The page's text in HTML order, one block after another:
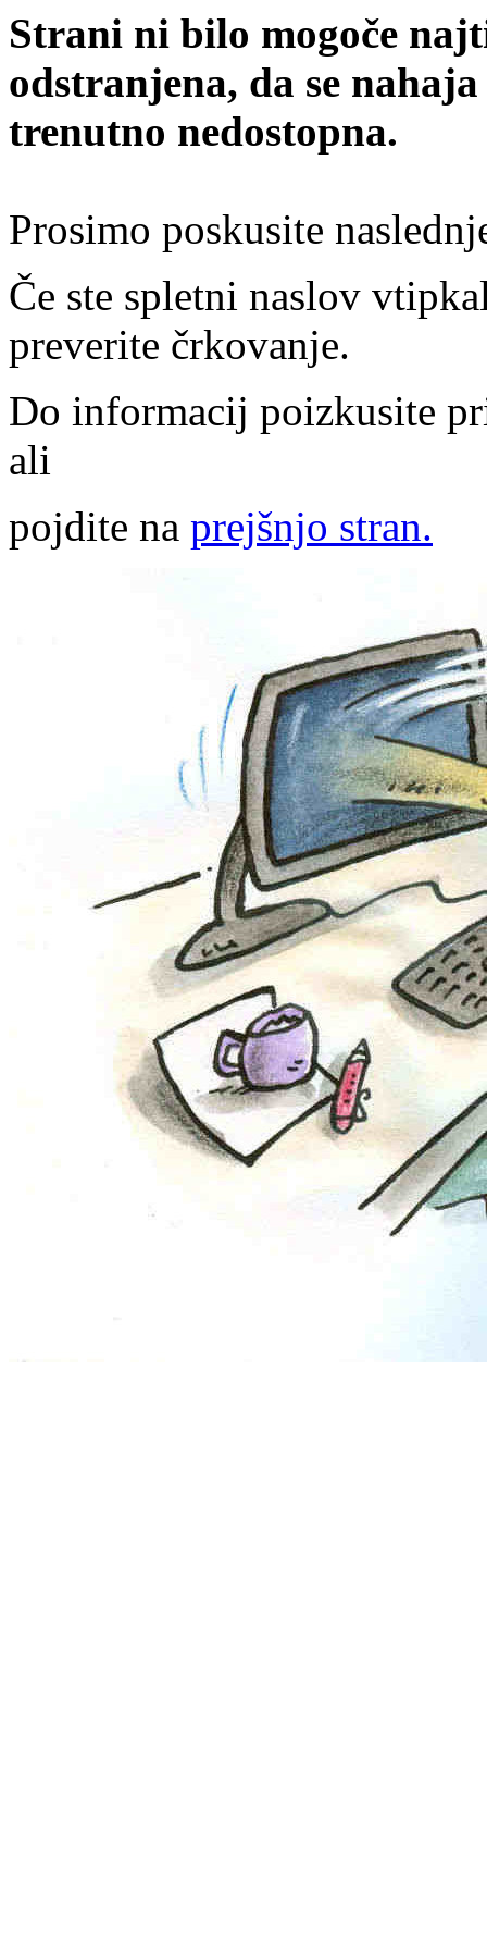
Strani ni bilo mogoče
odstranjena, da se
trenutno nedostopna.
Prosimo poskusite
Če ste spletni naslov
preverite črkovanje.
Do informacij poizkusite
ali
pojdite na prejšnjo stran.